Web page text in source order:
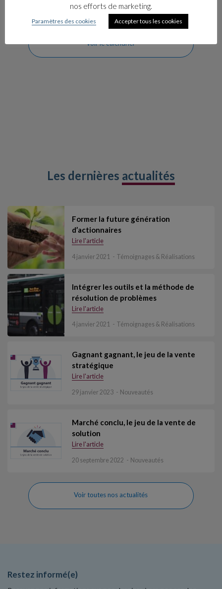
Voir le calendrier
Les dernières actualités
Former la future génération
d’actionnaires
Lire l'article
4 janvier 2021 Témoignages & Réalisations
Intégrer les outils et la méthode de
résolution de problèmes
Lire l'article
4 janvier 2021 Témoignages & Réalisations
Gagnant gagnant, le jeu de la vente
stratégique
Lire l'article
29 janvier 2023 Nouveautés
Marché conclu, le jeu de la vente de
solution
Lire l'article
20 septembre 2022 Nouveautés
Voir toutes nos actualités
Restez informé(e)
nos efforts de marketing.
Paramètres des cookies Accepter tous les cookies